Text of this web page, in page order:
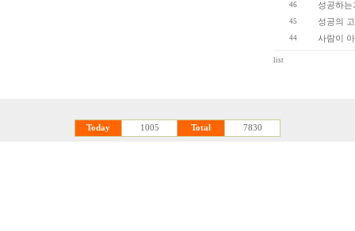
46 성공하는
45 성공의
44 사람이
list
Today 1005 Total 7830